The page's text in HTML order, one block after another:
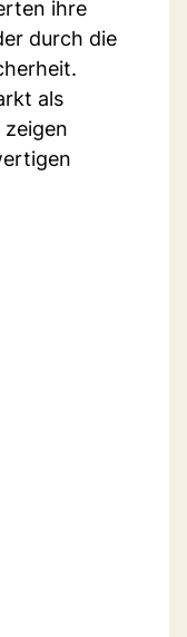
ihre
durch die
als